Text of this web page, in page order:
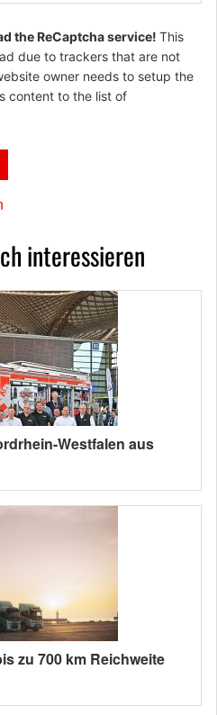
the ReCaptcha service! This
due to trackers that are not
owner needs to setup the
content to the list of
interessieren
Westfalen aus
zu 700 km Reichweite